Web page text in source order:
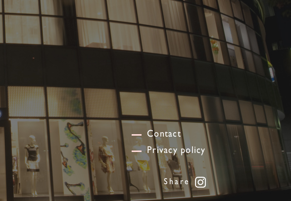
Contact
Privacy policy
Share